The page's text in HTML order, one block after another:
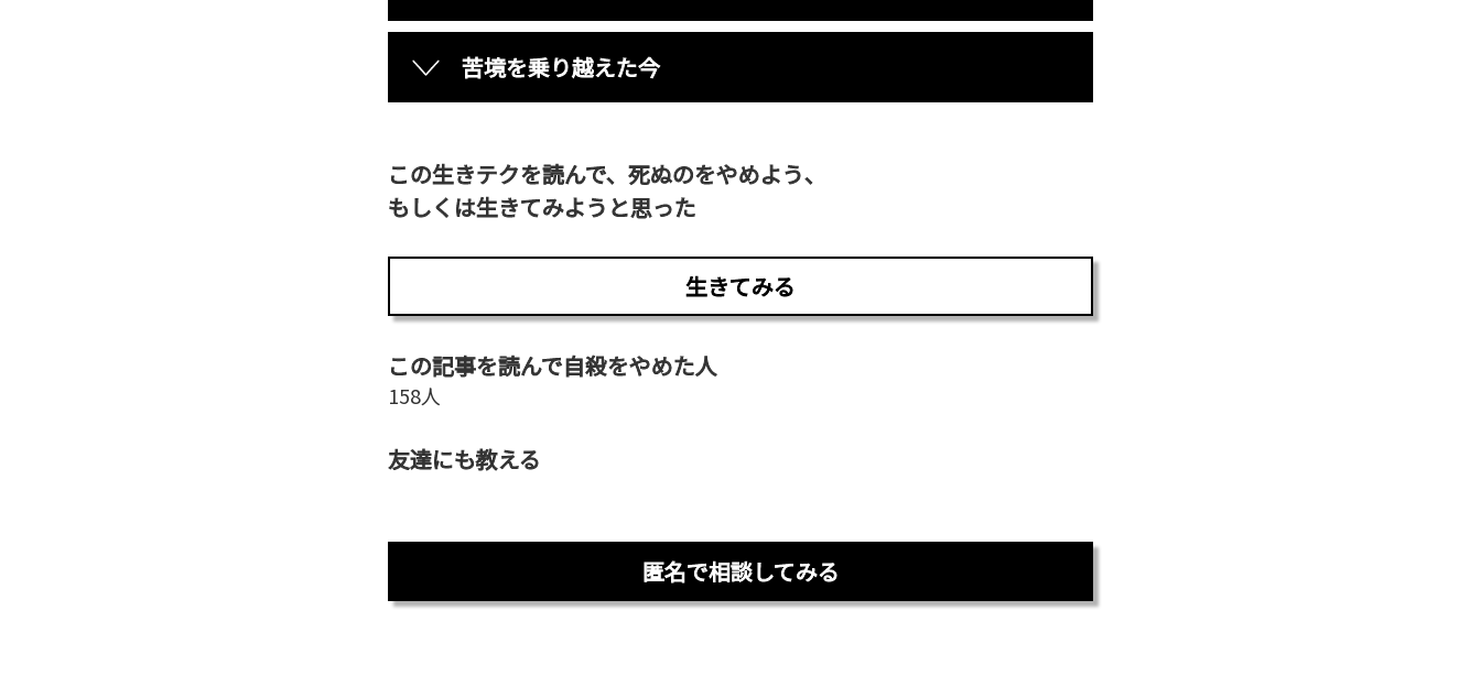
苦境を乗り越えた今
この生きテクを読んで、死ぬのをやめよう、
もしくは生きてみようと思った
生きてみる
この記事を読んで自殺をやめた人
158人
友達にも教える
匿名で相談してみる